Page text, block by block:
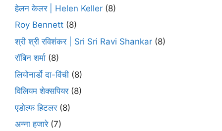
हेलन केलर | Helen Keller (8)
Roy Bennett (8)
श्री श्री रविशंकर | Sri Sri Ravi Shankar (8)
रॉबिन शर्मा (8)
लियोनार्डो दा-विंची (8)
विलियम शेक्सपियर(8)
एडोल्फ हिटलर(8)
अन्ना हजारे(7)